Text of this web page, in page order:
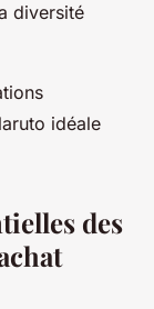
diversité
idéale
des